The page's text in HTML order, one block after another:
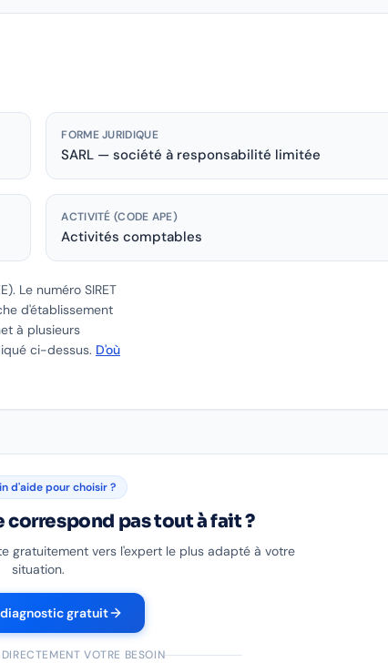
FORME JURIDIQUE
SARL — société à responsabilité limitée
ACTIVITÉ (CODE APE)
Activités comptables
Le numéro SIRET
d'établissement
à plusieurs
ci-dessus. D'où
d'aide pour choisir ?
correspond pas tout à fait ?
gratuitement vers l'expert le plus adapté à votre
situation.
diagnostic gratuit
VOTRE BESOIN